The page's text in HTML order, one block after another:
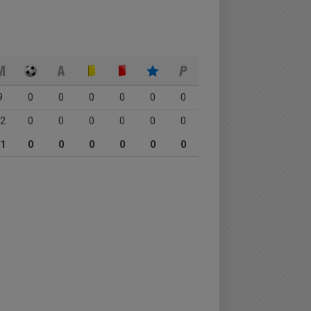
0 0 0 0 0
0
0 0 0 0 0
0
0 0 0 0 0 0